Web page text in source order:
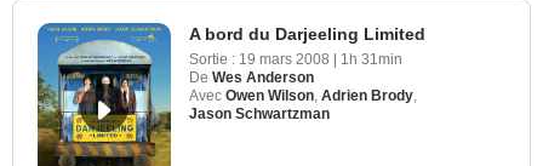
A bord du Darjeeling Limited
Sortie : 19 mars 2008
1h 31min
De Wes Anderson
Avec Owen Wilson, Adrien Brody,
Jason Schwartzman